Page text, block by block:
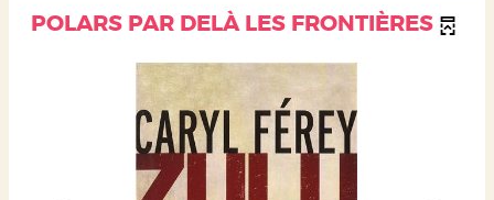
POLARS PAR DELÀ LES FRONTIÈRES